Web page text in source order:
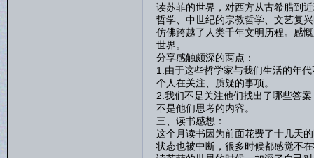
读苏菲的世界，对西方从古希腊到
哲学、中世纪的宗教哲学、文艺复
仿佛跨越了人类千年文明历程。感
世界。
分享感触颇深的两点：
1.由于这些哲学家与我们生活的年
个人在关注、质疑的事项。
2.我们不是关注他们找出了哪些答
不是他们思考的内容。
三、读书感想：
这个月读书因为前面花费了十几天
状态也被中断，很多时候都感觉不